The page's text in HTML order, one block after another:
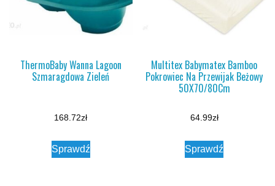
ThermoBaby Wanna Lagoon
Szmaragdowa Zieleń
168.72zł
Sprawdź
Multitex Babymatex Bamboo
Pokrowiec Na Przewijak Beżowy
50X70/80Cm
64.99zł
Sprawdź